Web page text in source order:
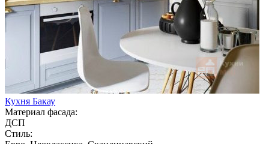
Кухня Бакау
Материал фасада:
ДСП
Стиль: